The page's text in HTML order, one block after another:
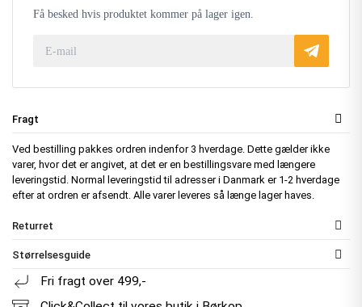
Få besked hvis produktet kommer på lager igen.
Fragt
Ved bestilling pakkes ordren indenfor 3 hverdage. Dette gælder ikke
varer, hvor det er angivet, at det er en bestillingsvare med længere
leveringstid. Normal leveringstid til adresser i Danmark er 1-2 hverdage
efter at ordren er afsendt. Alle varer leveres så længe lager haves.
Returret
Størrelsesguide
Fri fragt over 499,-